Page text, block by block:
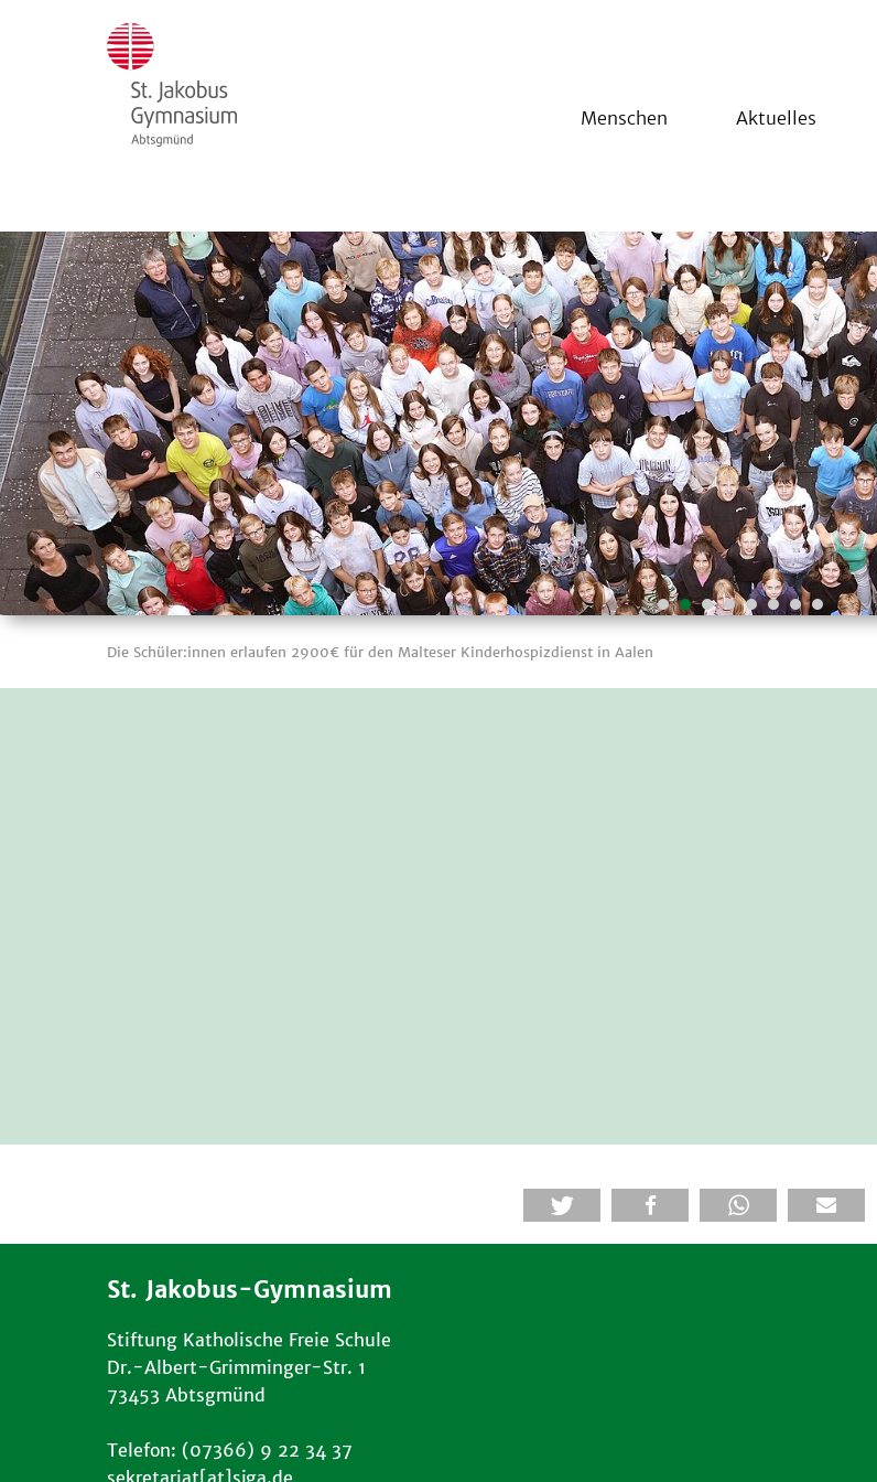
Menschen Aktuelles
Die Schüler:innen erlaufen 2900€ für den Malteser Kinderhospizdienst in Aalen
St. Jakobus-Gymnasium
Stiftung Katholische Freie Schule
Dr.-Albert-Grimminger-Str. 1
73453 Abtsgmünd
Telefon: (07366) 9 22 34 37